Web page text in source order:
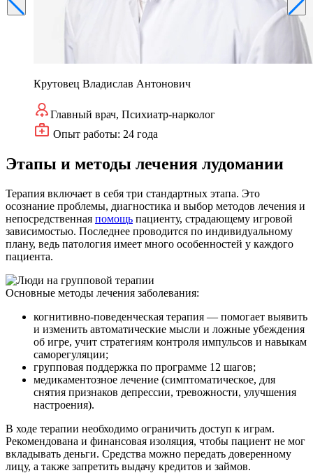
Крутовец Владислав Антонович
Главный врач, Психиатр-нарколог
Опыт работы: 24 года
Этапы и методы лечения лудомании
Терапия включает в себя три стандартных этапа. Это
осознание проблемы, диагностика и выбор методов лечения и
непосредственная помощь пациенту, страдающему игровой
зависимостью. Последнее проводится по индивидуальному
плану, ведь патология имеет много особенностей у каждого
пациента.
Основные методы лечения заболевания:
когнитивно-поведенческая терапия — помогает выявить
и изменить автоматические мысли и ложные убеждения
об игре, учит стратегиям контроля импульсов и навыкам
саморегуляции;
групповая поддержка по программе 12 шагов;
медикаментозное лечение (симптоматическое, для
снятия признаков депрессии, тревожности, улучшения
настроения).
В ходе терапии необходимо ограничить доступ к играм.
Рекомендована и финансовая изоляция, чтобы пациент не мог
вкладывать деньги. Средства можно передать доверенному
лицу, а также запретить выдачу кредитов и займов.